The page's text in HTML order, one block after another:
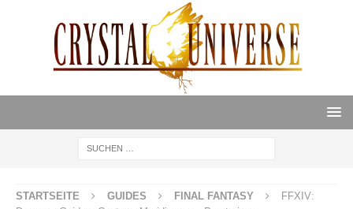
STARTSEITE GUIDES FINAL FANTASY
FFXIV: